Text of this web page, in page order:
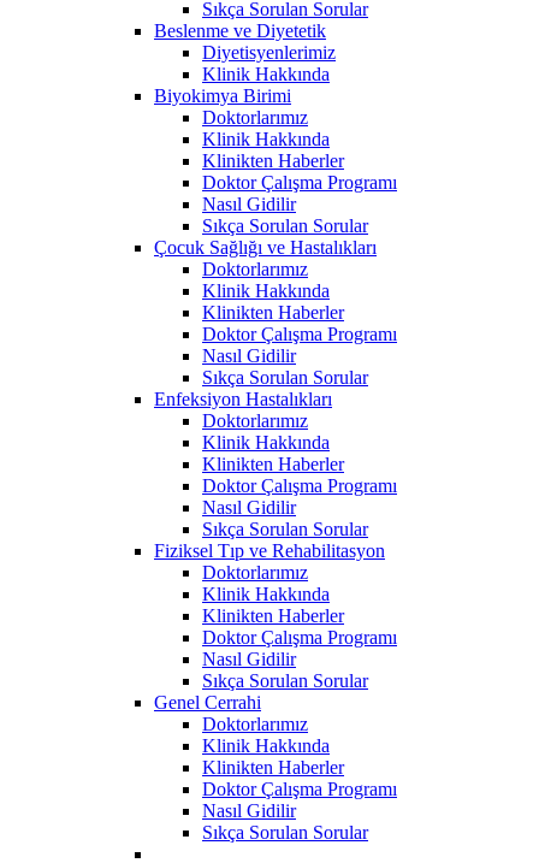
Sıkça Sorulan Sorular
Beslenme ve Diyetetik
Diyetisyenlerimiz
Klinik Hakkında
Biyokimya Birimi
Doktorlarımız
Klinik Hakkında
Klinikten Haberler
Doktor Çalışma Programı
Nasıl Gidilir
Sıkça Sorulan Sorular
Çocuk Sağlığı ve Hastalıkları
Doktorlarımız
Klinik Hakkında
Klinikten Haberler
Doktor Çalışma Programı
Nasıl Gidilir
Sıkça Sorulan Sorular
Enfeksiyon Hastalıkları
Doktorlarımız
Klinik Hakkında
Klinikten Haberler
Doktor Çalışma Programı
Nasıl Gidilir
Sıkça Sorulan Sorular
Fiziksel Tıp ve Rehabilitasyon
Doktorlarımız
Klinik Hakkında
Klinikten Haberler
Doktor Çalışma Programı
Nasıl Gidilir
Sıkça Sorulan Sorular
Genel Cerrahi
Doktorlarımız
Klinik Hakkında
Klinikten Haberler
Doktor Çalışma Programı
Nasıl Gidilir
Sıkça Sorulan Sorular